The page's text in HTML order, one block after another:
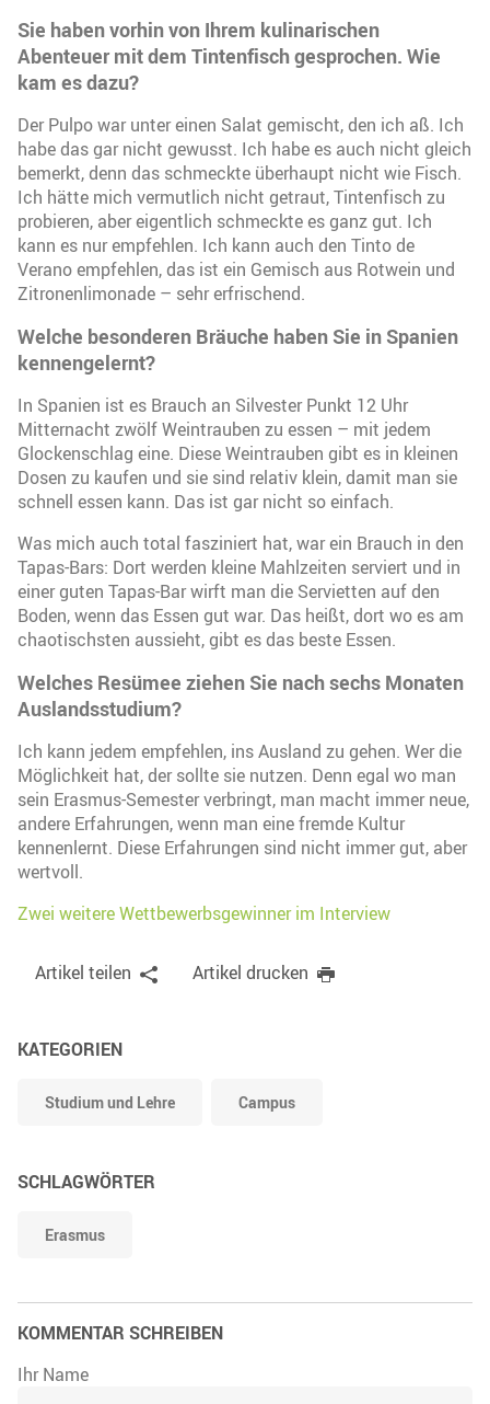
Sie haben vorhin von Ihrem kulinarischen
Abenteuer mit dem Tintenfisch gesprochen. Wie
kam es dazu?
Der Pulpo war unter einen Salat gemischt, den ich aß. Ich
habe das gar nicht gewusst. Ich habe es auch nicht gleich
bemerkt, denn das schmeckte überhaupt nicht wie Fisch.
Ich hätte mich vermutlich nicht getraut, Tintenfisch zu
probieren, aber eigentlich schmeckte es ganz gut. Ich
kann es nur empfehlen. Ich kann auch den Tinto de
Verano empfehlen, das ist ein Gemisch aus Rotwein und
Zitronenlimonade – sehr erfrischend.
Welche besonderen Bräuche haben Sie in Spanien
kennengelernt?
In Spanien ist es Brauch an Silvester Punkt 12 Uhr
Mitternacht zwölf Weintrauben zu essen – mit jedem
Glockenschlag eine. Diese Weintrauben gibt es in kleinen
Dosen zu kaufen und sie sind relativ klein, damit man sie
schnell essen kann. Das ist gar nicht so einfach.
Was mich auch total fasziniert hat, war ein Brauch in den
Tapas-Bars: Dort werden kleine Mahlzeiten serviert und in
einer guten Tapas-Bar wirft man die Servietten auf den
Boden, wenn das Essen gut war. Das heißt, dort wo es am
chaotischsten aussieht, gibt es das beste Essen.
Welches Resümee ziehen Sie nach sechs Monaten
Auslandsstudium?
Ich kann jedem empfehlen, ins Ausland zu gehen. Wer die
Möglichkeit hat, der sollte sie nutzen. Denn egal wo man
sein Erasmus-Semester verbringt, man macht immer neue,
andere Erfahrungen, wenn man eine fremde Kultur
kennenlernt. Diese Erfahrungen sind nicht immer gut, aber
wertvoll.
Zwei weitere Wettbewerbsgewinner im Interview
Artikel teilen Artikel drucken
KATEGORIEN
Studium und Lehre Campus
SCHLAGWÖRTER
Erasmus
KOMMENTAR SCHREIBEN
Ihr Name